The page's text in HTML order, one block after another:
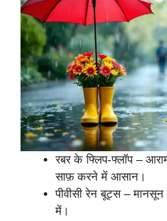
रबर के फ्लिप-फ्लॉप –
साफ़ करने में आसान।
पीवीसी रेन बूट्स –
में।